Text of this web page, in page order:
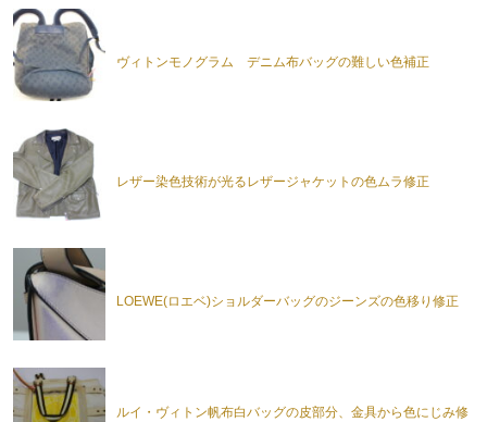
ヴィトンモノグラム デニム布バッグの難しい色補正
レザー染色技術が光るレザージャケットの色ムラ修正
LOEWE(ロエベ)ショルダーバッグのジーンズの色移り修正
ルイ・ヴィトン帆布白バッグの皮部分、金具から色にじみ修